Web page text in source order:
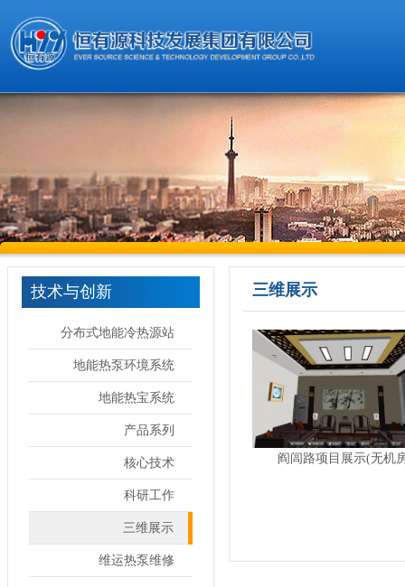
技术与创新
分布式地能冷热源站
地能热泵环境系统
地能热宝系统
产品系列
核心技术
科研工作
三维展示
维运热泵维修
三维展示
阎闾路项目展示(无机